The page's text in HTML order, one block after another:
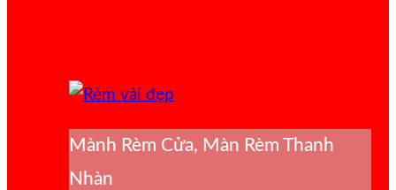
Mành Rèm Cửa, Màn Rèm Thanh
Nhàn